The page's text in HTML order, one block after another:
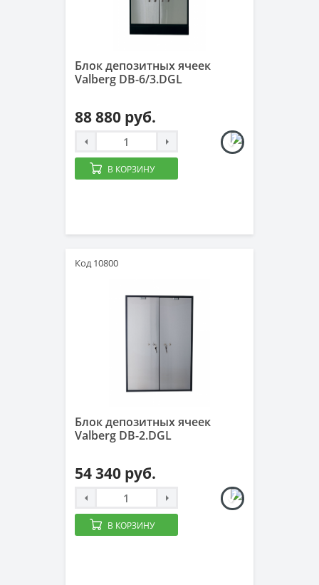
Блок депозитных ячеек
Valberg DB-6/3.DGL
88 880 руб.
В КОРЗИНУ
Код 10800
Блок депозитных ячеек
Valberg DB-2.DGL
54 340 руб.
В КОРЗИНУ